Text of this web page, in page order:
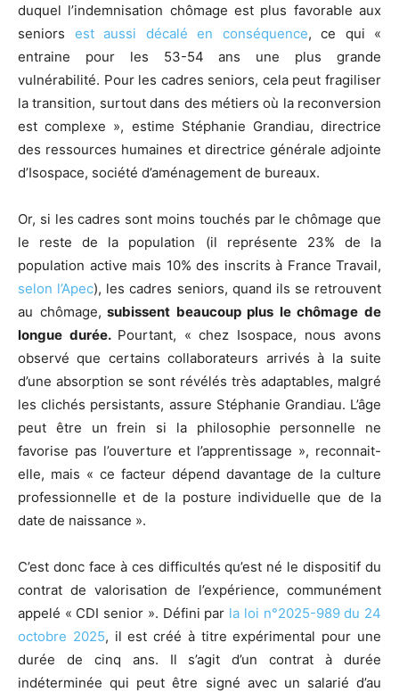
duquel l’indemnisation chômage est plus favorable aux
seniors est aussi décalé en conséquence, ce qui «
entraine pour les 53-54 ans une plus grande
vulnérabilité. Pour les cadres seniors, cela peut fragiliser
la transition, surtout dans des métiers où la reconversion
est complexe », estime Stéphanie Grandiau, directrice
des ressources humaines et directrice générale adjointe
d’Isospace, société d’aménagement de bureaux.
Or, si les cadres sont moins touchés par le chômage que
le reste de la population (il représente 23% de la
population active mais 10% des inscrits à France Travail,
selon l’Apec), les cadres seniors, quand ils se retrouvent
au chômage, subissent beaucoup plus le chômage de
longue durée. Pourtant, « chez Isospace, nous avons
observé que certains collaborateurs arrivés à la suite
d’une absorption se sont révélés très adaptables, malgré
les clichés persistants, assure Stéphanie Grandiau. L’âge
peut être un frein si la philosophie personnelle ne
favorise pas l’ouverture et l’apprentissage », reconnait-
elle, mais « ce facteur dépend davantage de la culture
professionnelle et de la posture individuelle que de la
date de naissance ».
C’est donc face à ces difficultés qu’est né le dispositif du
contrat de valorisation de l’expérience, communément
appelé « CDI senior ». Défini par la loi n°2025-989 du 24
octobre 2025, il est créé à titre expérimental pour une
durée de cinq ans. Il s’agit d’un contrat à durée
indéterminée qui peut être signé avec un salarié d’au